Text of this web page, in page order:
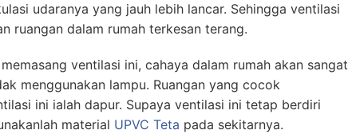
udaranya yang jauh lebih lancar. Sehingga ventilasi
ruangan dalam rumah terkesan terang.
ventilasi ini, cahaya dalam rumah akan sangat
menggunakan lampu. Ruangan yang cocok
ini ialah dapur. Supaya ventilasi ini tetap berdiri
material UPVC Teta pada sekitarnya.